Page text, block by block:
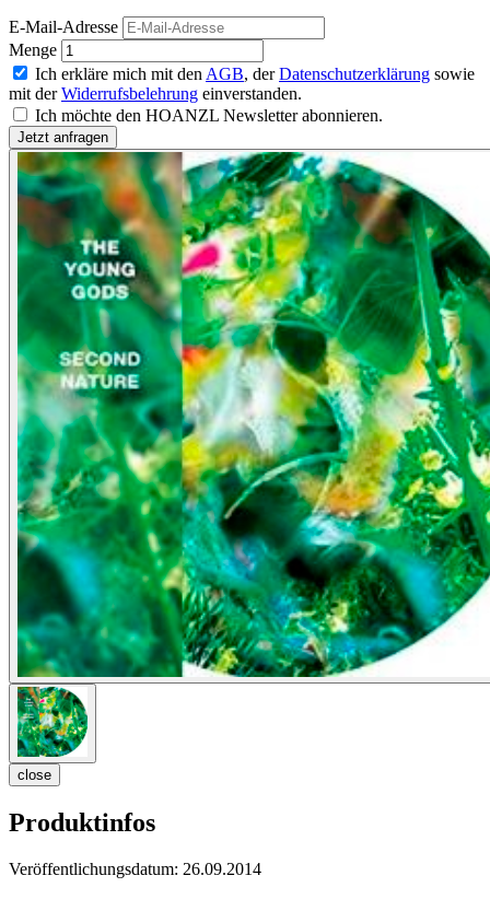
E-Mail-Adresse
Menge
Ich erkläre mich mit den AGB, derDatenschutzerklärung sowie
mit derWiderrufsbelehrung einverstanden.
Ich möchte den HOANZL Newsletter abonnieren.
close
Produktinfos
Veröffentlichungsdatum: 26.09.2014